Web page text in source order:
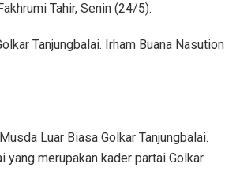
Tahir, Senin (24/5).
Tanjungbalai. Irham Buana Nasution
Luar Biasa Golkar Tanjungbalai.
merupakan kader partai Golkar.